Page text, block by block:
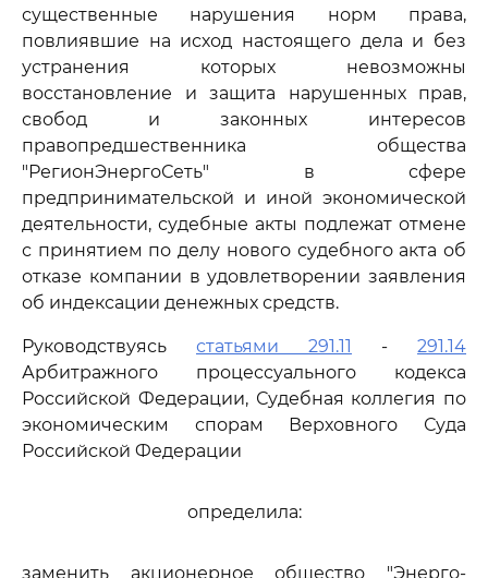
существенные нарушения норм права,
повлиявшие на исход настоящего дела и без
устранения которых невозможны
восстановление и защита нарушенных прав,
свобод и законных интересов
правопредшественника общества
"РегионЭнергоСеть" в сфере
предпринимательской и иной экономической
деятельности, судебные акты подлежат отмене
с принятием по делу нового судебного акта об
отказе компании в удовлетворении заявления
об индексации денежных средств.
Руководствуясь статьями 291.11 - 291.14
Арбитражного процессуального кодекса
Российской Федерации, Судебная коллегия по
экономическим спорам Верховного Суда
Российской Федерации
определила:
заменить акционерное общество "Энерго-